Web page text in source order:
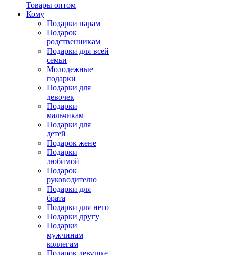
Товары оптом
Кому
Подарки парам
Подарок
родственникам
Подарки для всей
семьи
Молодежные
подарки
Подарки для
девочек
Подарки
мальчикам
Подарки для
детей
Подарок жене
Подарки
любимой
Подарок
руководителю
Подарки для
брата
Подарки для него
Подарки другу
Подарки
мужчинам
коллегам
Подарок девушке